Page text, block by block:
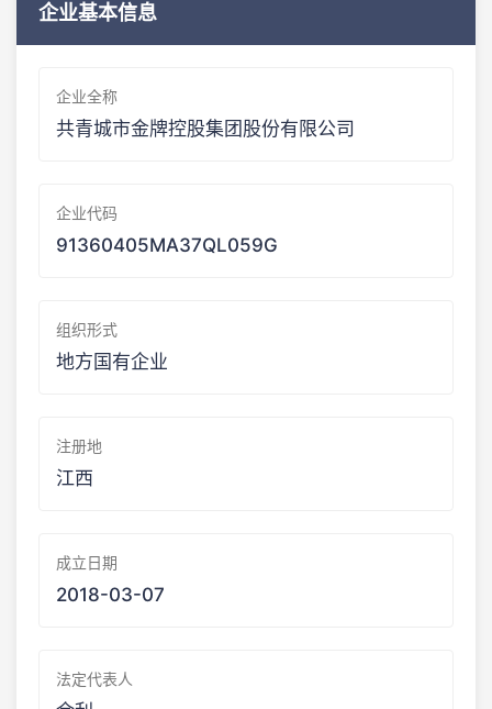
企业基本信息
企业全称
共青城市金牌控股集团股份有限公司
企业代码
91360405MA37QL059G
组织形式
地方国有企业
注册地
江西
成立日期
2018-03-07
法定代表人